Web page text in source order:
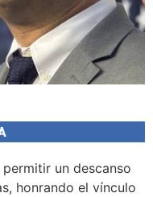
un descanso
honrando el vínculo